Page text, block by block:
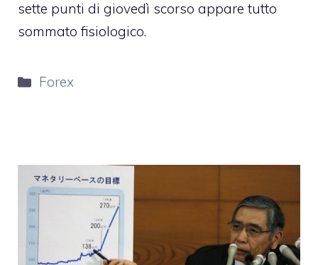
sette punti di giovedì scorso appare tutto
sommato fisiologico.
Categorie
Forex